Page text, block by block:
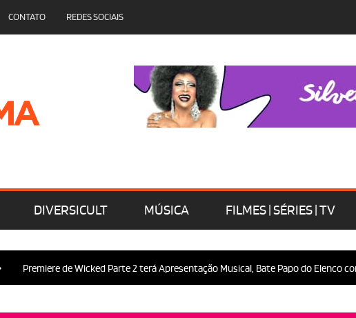
CONTATO REDES SOCIAIS
DIVERSICULT MÚSICA FILMES | SÉRIES | TV
Premiere de Wicked Parte 2 terá Apresentação Musical, Bate Papo do Elenco